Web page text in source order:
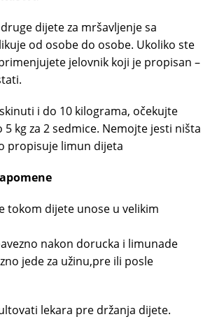
dijete za mršavljenje sa
od osobe do osobe. Ukoliko ste
jelovnik koji je propisan –
i do 10 kilograma, očekujte
kg za 2 sedmice. Nemojte jesti ništa
propisuje limun dijeta
tokom dijete unose u velikim
nakon dorucka i limunade
jede za užinu,pre ili posle
lekara pre držanja dijete.